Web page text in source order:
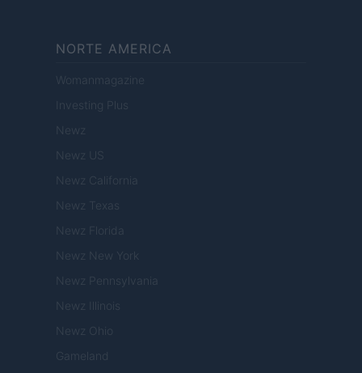
NORTE AMERICA
Womanmagazine
Investing Plus
Newz
Newz US
Newz California
Newz Texas
Newz Florida
Newz New York
Newz Pennsylvania
Newz Illinois
Newz Ohio
Gameland